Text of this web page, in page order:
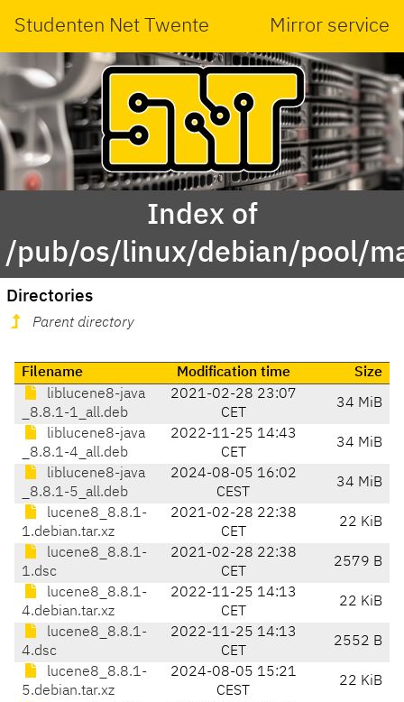
Studenten Net Twente Mirror service
Index of
/pub/os/linux/debian/pool/
Directories
Parent directory
Filename Modification time
Size
liblucene8-java
_8.8.1-1_all.deb
2021-02-28 23:07
CET
34 MiB
liblucene8-java
_8.8.1-4_all.deb
2022-11-25 14:43
CET
34 MiB
liblucene8-java
_8.8.1-5_all.deb
2024-08-05 16:02
CEST
34 MiB
lucene8_8.8.1-
1.debian.tar.xz
2021-02-28 22:38
CET
22 KiB
lucene8_8.8.1-
1.dsc
2021-02-28 22:38
CET
2579 B
lucene8_8.8.1-
4.debian.tar.xz
2022-11-25 14:13
CET
22 KiB
lucene8_8.8.1-
4.dsc
2022-11-25 14:13
CET
2552 B
lucene8_8.8.1-
5.debian.tar.xz
2024-08-05 15:21
CEST
22 KiB